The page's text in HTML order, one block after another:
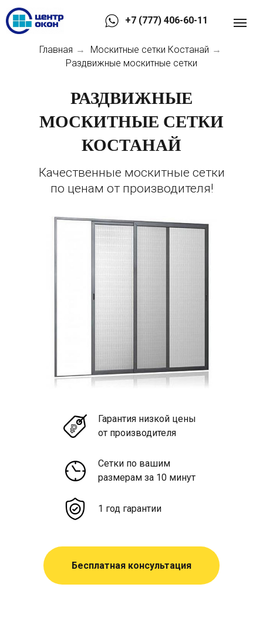
+7 (777) 406-60-11
Главная → Москитные сетки Костанай →
Раздвижные москитные сетки
РАЗДВИЖНЫЕ
МОСКИТНЫЕ СЕТКИ
КОСТАНАЙ
Гарантия низкой цены
от производителя
Сетки по вашим
размерам за 10 минут
1 год гарантии
Бесплатная консультация
Качественные москитные сетки
по ценам от производителя!